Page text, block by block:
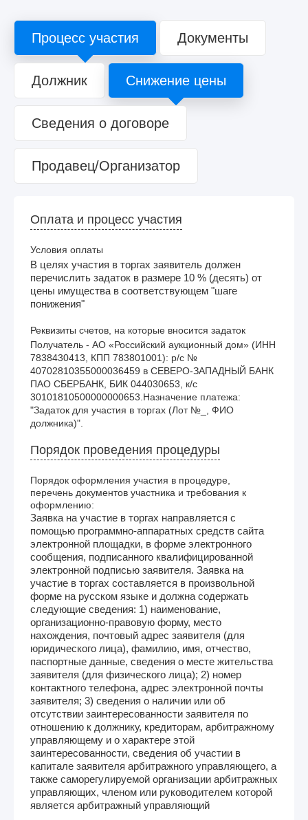
Процесс участия Документы
Должник Снижение цены
Сведения о договоре
Продавец/Организатор
Оплата и процесс участия
Условия оплаты
В целях участия в торгах заявитель должен
перечислить задаток в размере 10 % (десять) от
цены имущества в соответствующем "шаге
понижения"
Реквизиты счетов, на которые вносится задаток
Получатель - АО «Российский аукционный дом» (ИНН
7838430413, КПП 783801001): р/с №
40702810355000036459 в СЕВЕРО-ЗАПАДНЫЙ БАНК
ПАО СБЕРБАНК, БИК 044030653, к/с
30101810500000000653.Назначение платежа:
"Задаток для участия в торгах (Лот №_, ФИО
должника)".
Порядок проведения процедуры
Порядок оформления участия в процедуре,
перечень документов участника и требования к
оформлению:
Заявка на участие в торгах направляется с
помощью программно-аппаратных средств сайта
электронной площадки, в форме электронного
сообщения, подписанного квалифицированной
электронной подписью заявителя. Заявка на
участие в торгах составляется в произвольной
форме на русском языке и должна содержать
следующие сведения: 1) наименование,
организационно-правовую форму, место
нахождения, почтовый адрес заявителя (для
юридического лица), фамилию, имя, отчество,
паспортные данные, сведения о месте жительства
заявителя (для физического лица); 2) номер
контактного телефона, адрес электронной почты
заявителя; 3) сведения о наличии или об
отсутствии заинтересованности заявителя по
отношению к должнику, кредиторам, арбитражному
управляющему и о характере этой
заинтересованности, сведения об участии в
капитале заявителя арбитражного управляющего, а
также саморегулируемой организации арбитражных
управляющих, членом или руководителем которой
является арбитражный управляющий